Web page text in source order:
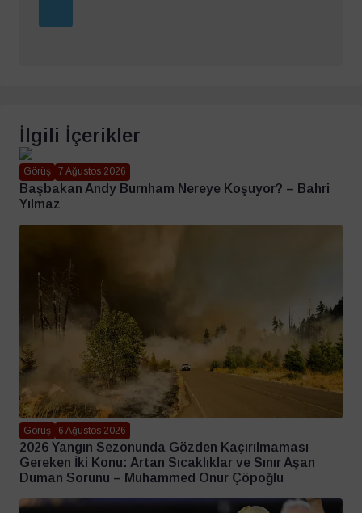
İlgili İçerikler
Görüş 7 Ağustos 2026
Başbakan Andy Burnham Nereye Koşuyor? – Bahri
Yılmaz
Görüş 6 Ağustos 2026
2026 Yangın Sezonunda Gözden Kaçırılmaması
Gereken İki Konu: Artan Sıcaklıklar ve Sınır Aşan
Duman Sorunu – Muhammed Onur Çöpoğlu